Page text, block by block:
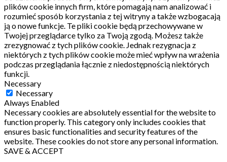
plików cookie innych firm, które pomagają nam analizować i
rozumieć sposób korzystania z tej witryny a także wzbogacają
ją o nowe funkcje. Te pliki cookie będą przechowywane w
Twojej przeglądarce tylko za Twoją zgodą. Możesz także
zrezygnować z tych plików cookie. Jednak rezygnacja z
niektórych z tych plików cookie może mieć wpływ na wrażenia
podczas przeglądania łącznie z niedostępnością niektórych
funkcji.
Necessary
Necessary
Always Enabled
Necessary cookies are absolutely essential for the website to
function properly. This category only includes cookies that
ensures basic functionalities and security features of the
website. These cookies do not store any personal information.
SAVE & ACCEPT